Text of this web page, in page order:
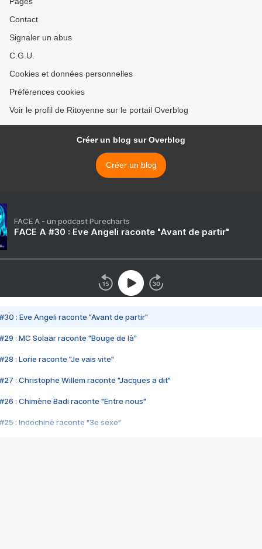
Contact
Signaler un abus
C.G.U.
Cookies et données personnelles
Préférences cookies
Voir le profil de Ritoyenne sur le portail Overblog
Créer un blog sur Overblog
Créer un blog
FACE A - un podcast Purecharts
FACE A #30 : Eve Angeli raconte "Avant de partir"
#30 : Eve Angeli raconte "Avant de partir"
#29 : MC Solaar raconte "Bouge de là"
#28 : Lorie raconte "Je vais vite"
#27 : Christophe Willem raconte "Jacques a dit"
#26 : Chimène Badi raconte "Entre nous"
#25 : Indochine raconte "3e sexe"